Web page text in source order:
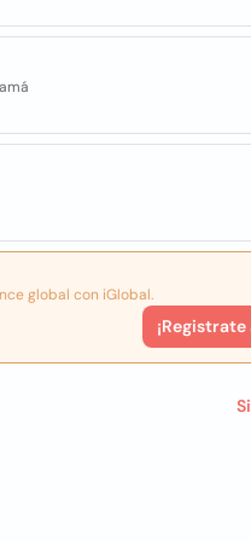
global con iGlobal.
¡Registrate